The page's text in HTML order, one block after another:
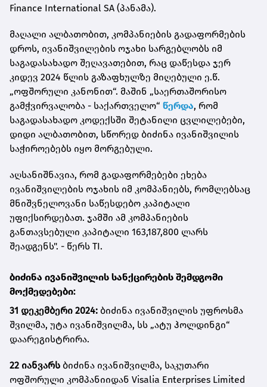
Finance International SA (პანამა).
მაღალი ალბათობით, კომპანიების გადაფორმების
დროს, ივანიშვილების ოჯახი სარგებლობს იმ
საგადასახადო შეღავათებით, რაც დაწესდა ჯერ
კიდევ 2024 წლის გაზაფხულზე მიღებული ე.წ.
„ოფშორული კანონით“. მაშინ „საერთაშორისო
გამჭვირვალობა - საქართველო“ წერდა, რომ
საგადასახადო კოდექსში შეტანილი ცვლილებები,
დიდი ალბათობით, სწორედ ბიძინა ივანიშვილის
საჭიროებებს იყო მორგებული.
აღსანიშნავია, რომ გადაფორმებები ეხება
ივანიშვილების ოჯახის იმ კომპანიებს, რომლებსაც
მნიშვნელოვანი საწესდებო კაპიტალი
უფიქსირდებათ. ჯამში ამ კომპანიების
განთავსებული კაპიტალი 163,187,800 ლარს
შეადგენს". - წერს TI.
ბიძინა ივანიშვილის სანქცირების შემდგომი
მოქმედებები:
31 დეკემბერი 2024: ბიძინა ივანიშვილის უფროსმა
შვილმა, უტა ივანიშვილმა, სს „ატუ ჰოლდინგი“
დაარეგისტრირა.
22 იანვარს ბიძინა ივანიშვილმა, საკუთარი
ოფშორული კომპანიიდან Visalia Enterprises Limited